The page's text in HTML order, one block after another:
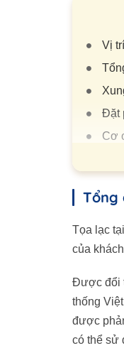
Vị
Đặt
Cơ
Tổng
Tọa lạc
của
Được đổi
thống
được
có thể sử